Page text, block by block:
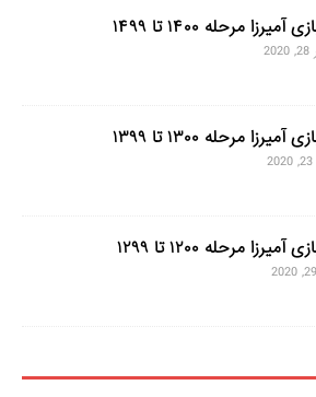
مرحله ۱۴۰۰ تا ۱۴۹۹
مرحله ۱۳۰۰ تا ۱۳۹۹
مرحله ۱۲۰۰ تا ۱۲۹۹